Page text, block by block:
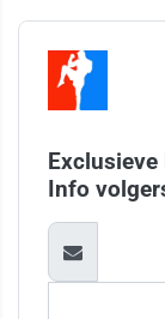
Exclusieve
Info